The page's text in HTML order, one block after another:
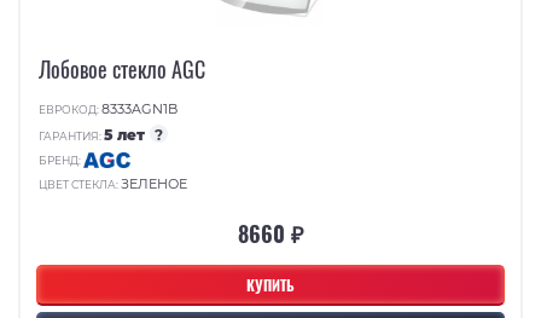
КУПИТЬ
Лобовое стекло AGC
ЕВРОКОД:8333AGN1B
ГАРАНТИЯ:5 лет ?
БРЕНД:
ЦВЕТ СТЕКЛА:ЗЕЛЕНОЕ
8660 ₽